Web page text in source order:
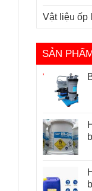
Vật liệu ốp
SẢN